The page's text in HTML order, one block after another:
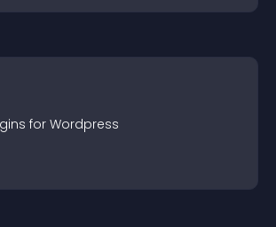
s for Wordpress